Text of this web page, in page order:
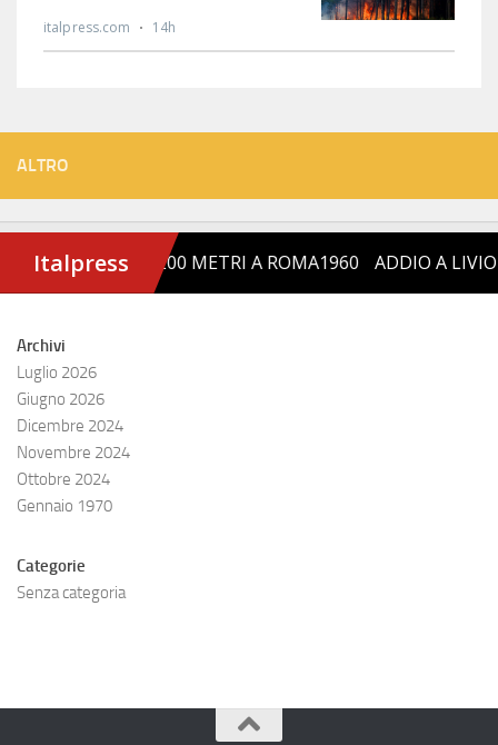
ALTRO
Archivi
Luglio 2026
Giugno 2026
Dicembre 2024
Novembre 2024
Ottobre 2024
Gennaio 1970
Categorie
Senza categoria